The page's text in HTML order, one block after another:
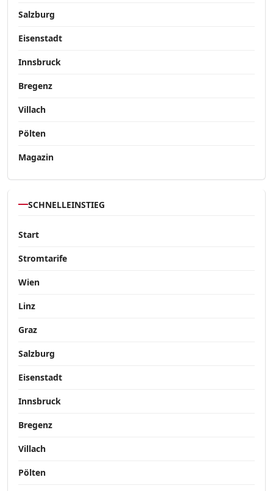
Salzburg
Eisenstadt
Innsbruck
Bregenz
Villach
Pölten
Magazin
SCHNELLEINSTIEG
Start
Stromtarife
Wien
Linz
Graz
Salzburg
Eisenstadt
Innsbruck
Bregenz
Villach
Pölten